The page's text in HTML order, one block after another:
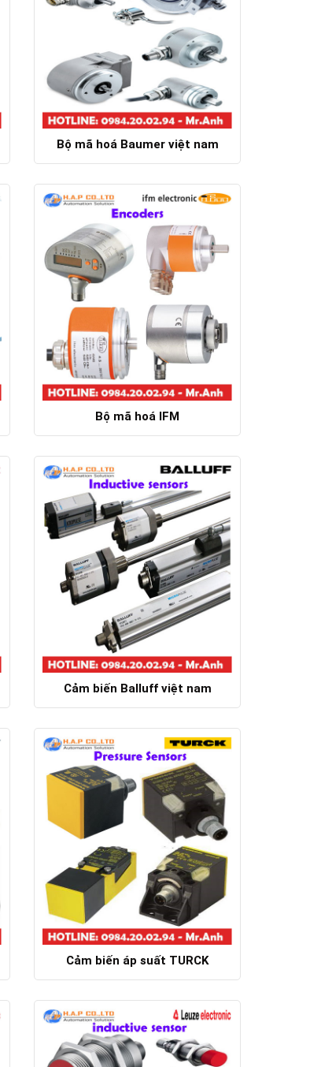
Bộ mã hoá Baumer việt nam
Chi tiết
Bộ mã hoá IFM
Cảm biến Balluff việt nam
Cảm biến áp suất TURCK